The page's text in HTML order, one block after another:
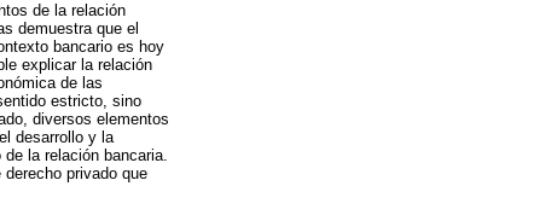
de la relación
demuestra que el
bancario es hoy
explicar la relación
de las
estricto, sino
diversos elementos
desarrollo y la
la relación bancaria.
privado que